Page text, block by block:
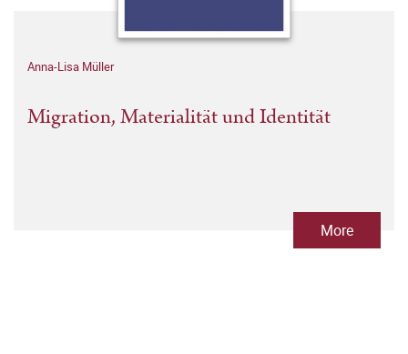
Anna-Lisa Müller
Migration, Materialität und Identität
More